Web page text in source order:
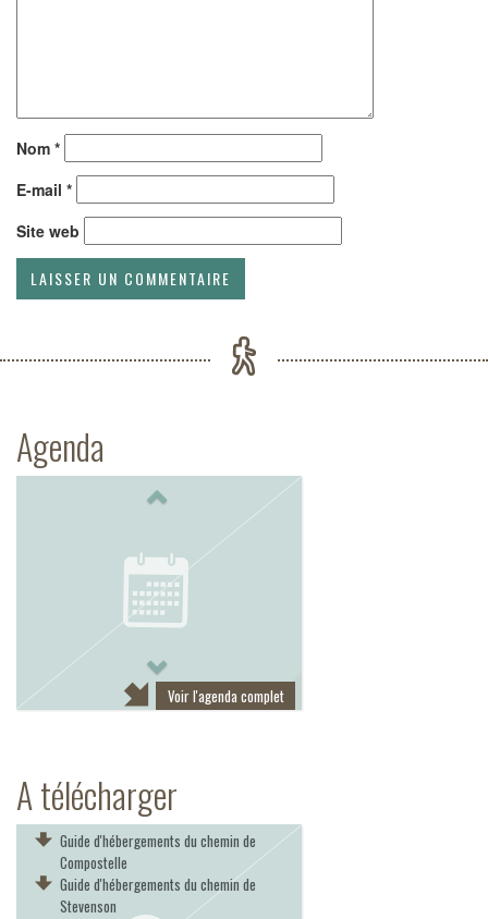
Nom *
E-mail *
Site web
Agenda
Voir l'agenda complet
A télécharger
Guide d'hébergements du chemin de
Compostelle
Guide d'hébergements du chemin de
Stevenson